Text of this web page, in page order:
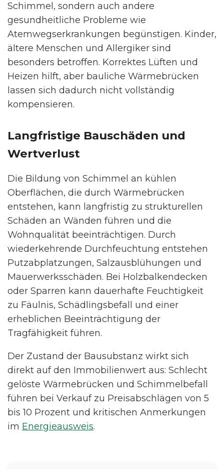
Schimmel, sondern auch andere
gesundheitliche Probleme wie
Atemwegserkrankungen begünstigen. Kinder,
ältere Menschen und Allergiker sind
besonders betroffen. Korrektes Lüften und
Heizen hilft, aber bauliche Wärmebrücken
lassen sich dadurch nicht vollständig
kompensieren.
Langfristige Bauschäden und
Wertverlust
Die Bildung von Schimmel an kühlen
Oberflächen, die durch Wärmebrücken
entstehen, kann langfristig zu strukturellen
Schäden an Wänden führen und die
Wohnqualität beeinträchtigen. Durch
wiederkehrende Durchfeuchtung entstehen
Putzabplatzungen, Salzausblühungen und
Mauerwerksschäden. Bei Holzbalkendecken
oder Sparren kann dauerhafte Feuchtigkeit
zu Fäulnis, Schädlingsbefall und einer
erheblichen Beeinträchtigung der
Tragfähigkeit führen.
Der Zustand der Bausubstanz wirkt sich
direkt auf den Immobilienwert aus: Schlecht
gelöste Wärmebrücken und Schimmelbefall
führen bei Verkauf zu Preisabschlägen von 5
bis 10 Prozent und kritischen Anmerkungen
im Energieausweis.